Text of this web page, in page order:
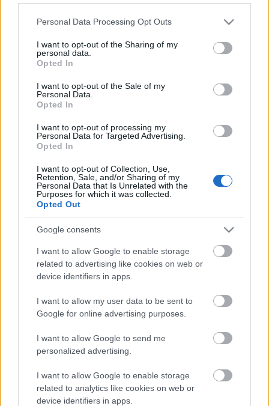
Please note that this website/app uses one or more Google
not limited to your visit or usage behaviour. You may click to
grant or deny consent to Google and its third-party tags to
use your data for below specified purposes in below Google
consent section.
Personal Data Processing Opt Outs
I want to opt-out of the Sharing of my
personal data.
Opted In
I want to opt-out of the Sale of my
Personal Data.
Opted In
I want to opt-out of processing my
Personal Data for Targeted Advertising.
Opted In
I want to opt-out of Collection, Use,
Retention, Sale, and/or Sharing of my
Personal Data that Is Unrelated with the
Purposes for which it was collected.
Opted Out
Google consents
I want to allow Google to enable storage
related to advertising like cookies on web or
device identifiers in apps.
I want to allow my user data to be sent to
Google for online advertising purposes.
I want to allow Google to send me
personalized advertising.
I want to allow Google to enable storage
related to analytics like cookies on web or
device identifiers in apps.
"Orvost csak hírből ismer" - Egészség
és betegség a hagyományos
társadalomban
Fónagy Zoltán•2014. június 16.
Az egészségügyi állapotokkal foglalkozó 19. századi
szakirodalom állandó fordulata volt a
tudatlanságra, „a nép csekély műveltségi fokára”,
illetve az egészséggel, az élettel és halállal szembeni
közönyösségre való panaszkodás: a jó gazda előbb
hívott lódoktort az állataihoz, mint orvost a beteg…